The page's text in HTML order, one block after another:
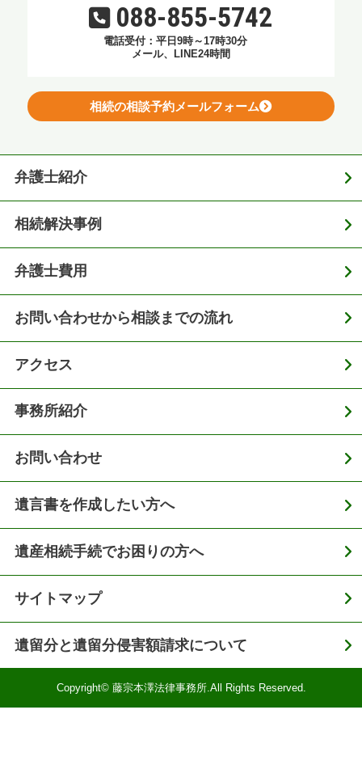
088-855-5742
電話受付：平日9時～17時30分
メール、LINE24時間
相続の相談予約メールフォーム
弁護士紹介
相続解決事例
弁護士費用
お問い合わせから相談までの流れ
アクセス
事務所紹介
お問い合わせ
遺言書を作成したい方へ
遺産相続手続でお困りの方へ
サイトマップ
遺留分と遺留分侵害額請求について
Copyright© 藤宗本澤法律事務所.All Rights Reserved.